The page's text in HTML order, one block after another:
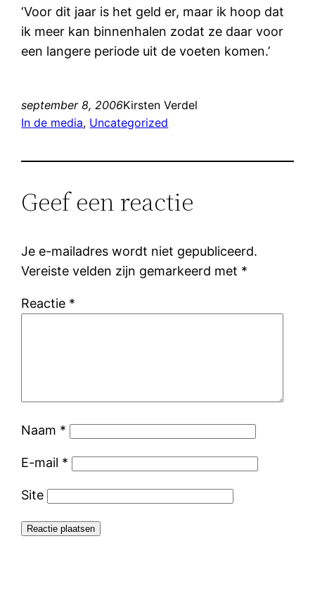
‘Voor dit jaar is het geld er, maar ik hoop dat
ik meer kan binnenhalen zodat ze daar voor
een langere periode uit de voeten komen.’
september 8, 2006Kirsten Verdel
In de media, Uncategorized
Geef een reactie
Je e-mailadres wordt niet gepubliceerd.
Vereiste velden zijn gemarkeerd met *
Reactie *
Naam *
E-mail *
Site